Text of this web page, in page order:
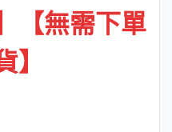
【無需下單
】